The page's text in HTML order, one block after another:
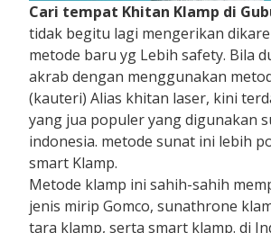
Cari tempat Khitan Klamp di
tidak begitu lagi mengerikan
metode baru yg Lebih safety. Bila
akrab dengan menggunakan
(kauteri) Alias khitan laser, kini
yang jua populer yang digunakan
indonesia. metode sunat ini lebih
smart Klamp.
Metode klamp ini sahih-sahih
jenis mirip Gomco, sunathrone
tara klamp, serta smart klamp. di